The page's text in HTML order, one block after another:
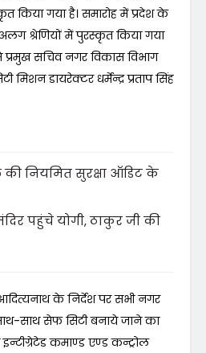
किया गया है। समारोह में प्रदेश के
श्रेणियों में पुरस्कृत किया गया
सचिव नगर विकास विभाग
मिशन डायरेक्टर धर्मेन्द्र प्रताप सिंह
नियमित सुरक्षा ऑडिट के
पहुंचे योगी, ठाकुर जी की
के निर्देश पर सभी नगर
साथ सेफ सिटी बनाये जाने का
इन्टीग्रेटेड कमाण्ड एण्ड कन्ट्रोल